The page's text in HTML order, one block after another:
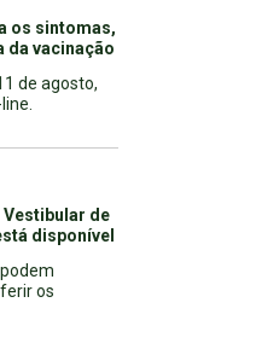
os sintomas,
da vacinação
de agosto,
Vestibular de
disponível
os